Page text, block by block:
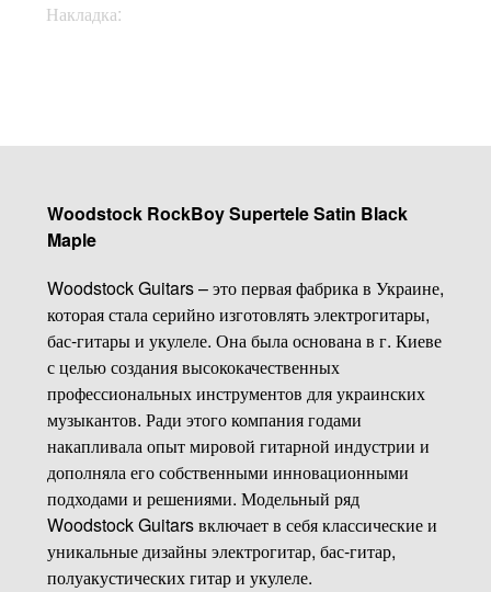
Накладка:
Woodstock RockBoy Supertele Satin Black
Maple
Woodstock Guitars – это первая фабрика в Украине,
которая стала серийно изготовлять электрогитары,
бас-гитары и укулеле. Она была основана в г. Киеве
с целью создания высококачественных
профессиональных инструментов для украинских
музыкантов. Ради этого компания годами
накапливала опыт мировой гитарной индустрии и
дополняла его собственными инновационными
подходами и решениями. Модельный ряд
Woodstock Guitars включает в себя классические и
уникальные дизайны электрогитар, бас-гитар,
полуакустических гитар и укулеле.